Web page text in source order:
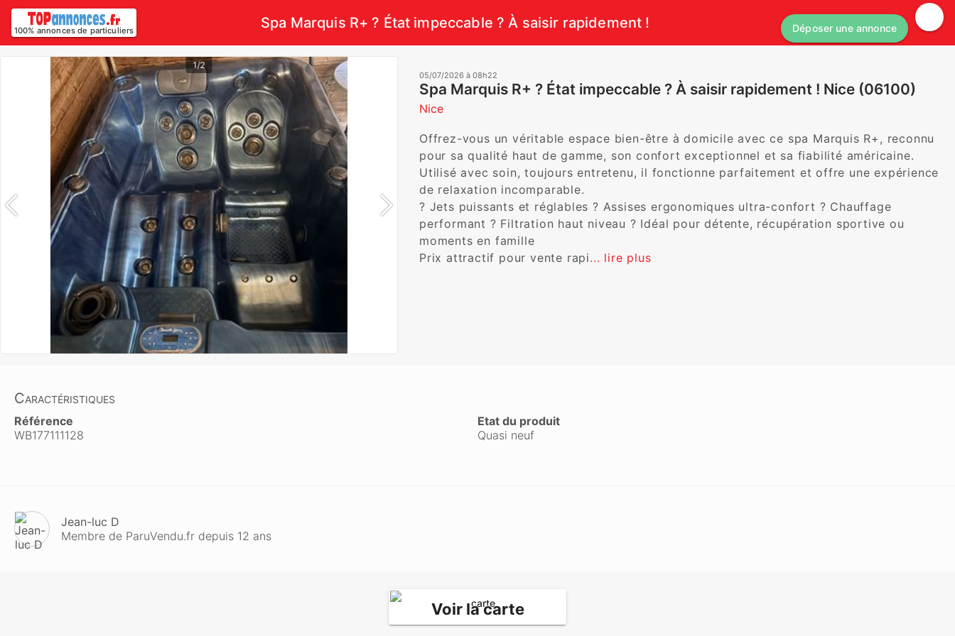
100% annonces de particuliers Spa Marquis R+ ? État impeccable ? À saisir rapidement ! Déposer une annonce
1/2
05/07/2026 à 08h22
Spa Marquis R+ ? État impeccable ? À saisir rapidement ! Nice (06100)
Nice
Offrez-vous un véritable espace bien-être à domicile avec ce spa Marquis R+, reconnu
pour sa qualité haut de gamme, son confort exceptionnel et sa fiabilité américaine.
Utilisé avec soin, toujours entretenu, il fonctionne parfaitement et offre une expérience
de relaxation incomparable.
? Jets puissants et réglables ? Assises ergonomiques ultra-confort ? Chauffage
performant ? Filtration haut niveau ? Idéal pour détente, récupération sportive ou
moments en famille
Prix attractif pour vente rapi... lire plus
Caractéristiques
Référence
WB177111128
Etat du produit
Quasi neuf
Jean-luc D
Membre de ParuVendu.fr depuis 12 ans
Voir la carte